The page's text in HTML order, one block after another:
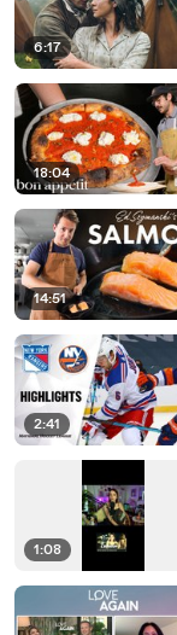
6:17
18:04
14:51
2:41
1:08